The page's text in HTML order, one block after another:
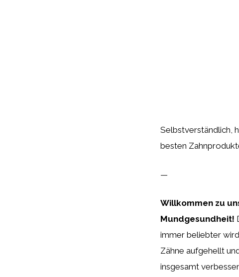
Selbstverständlich,
besten
—
Willkommen zu
Mundgesundheit!
immer beliebter
Zähne aufgehellt
insgesamt